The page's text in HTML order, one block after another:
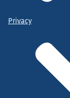
Privacy